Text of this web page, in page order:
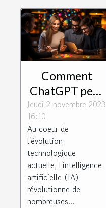
Comment
ChatGPT peut
dynamiser
votre relation
client
Jeudi 2 novembre 2023
16:10
Au coeur de
l'évolution
technologique
actuelle, l'intelligence
artificielle (IA)
révolutionne de
nombreuses...